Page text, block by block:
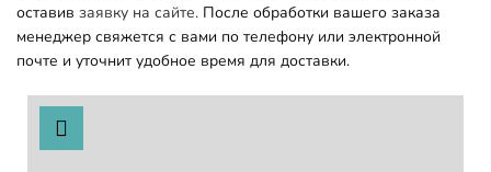
оставив заявку на сайте. После обработки вашего заказа
менеджер свяжется с вами по телефону или электронной
почте и уточнит удобное время для доставки.